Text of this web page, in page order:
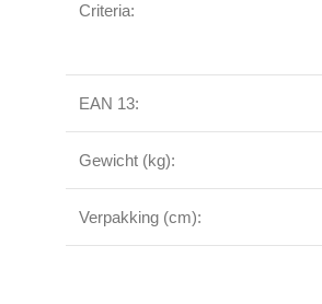
Criteria:
EAN 13:
Gewicht (kg):
Verpakking (cm):